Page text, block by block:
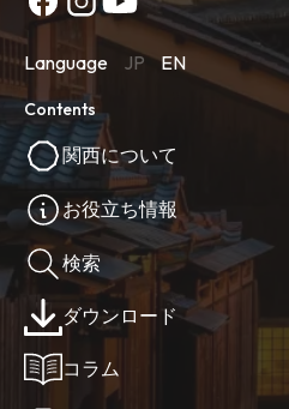
Language JP EN
Contents
関西について
お役立ち情報
検索
ダウンロード
コラム